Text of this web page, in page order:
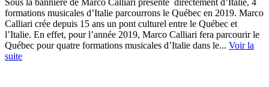
formations musicales d’Italie parcourrons le Québec en 2019. Marco
Calliari crée depuis 15 ans un pont culturel entre le Québec et
l’Italie. En effet, pour l’année 2019, Marco Calliari fera parcourir le
Québec pour quatre formations musicales d’Italie dans le... Voir la
suite